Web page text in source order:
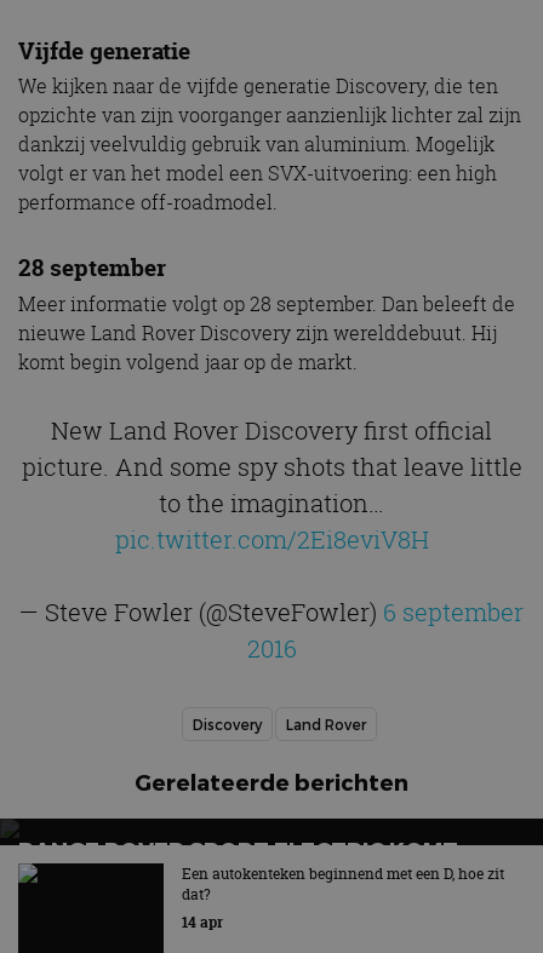
Vijfde generatie
We kijken naar de vijfde generatie Discovery, die ten
opzichte van zijn voorganger aanzienlijk lichter zal zijn
dankzij veelvuldig gebruik van aluminium. Mogelijk
volgt er van het model een SVX-uitvoering: een high
performance off-roadmodel.
28 september
Meer informatie volgt op 28 september. Dan beleeft de
nieuwe Land Rover Discovery zijn werelddebuut. Hij
komt begin volgend jaar op de markt.
New Land Rover Discovery first official
picture. And some spy shots that leave little
to the imagination…
pic.twitter.com/2Ei8eviV8H
— Steve Fowler (@SteveFowler) 6 september
2016
Discovery Land Rover
Gerelateerde berichten
RANGE ROVER SPORT ELECTRIC KOMT
LATER IN 2026: TWEEDE ELEKTRISCHE SUV
VAN HET MERK
Tweede volledig elektrische SUV van het Britse merk
Een autokenteken beginnend met een D, hoe zit
dat?
14 apr